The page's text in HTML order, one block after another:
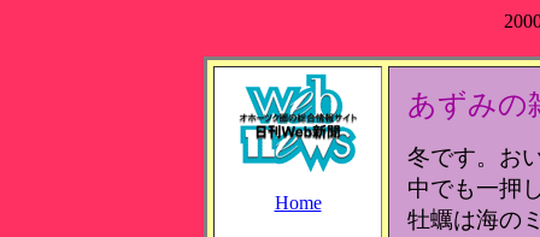
Home
あずみの
冬です。お
中でも一押
牡蠣は海の